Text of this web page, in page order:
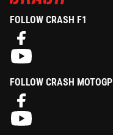
FOLLOW CRASH F1
FOLLOW CRASH MOTOGP